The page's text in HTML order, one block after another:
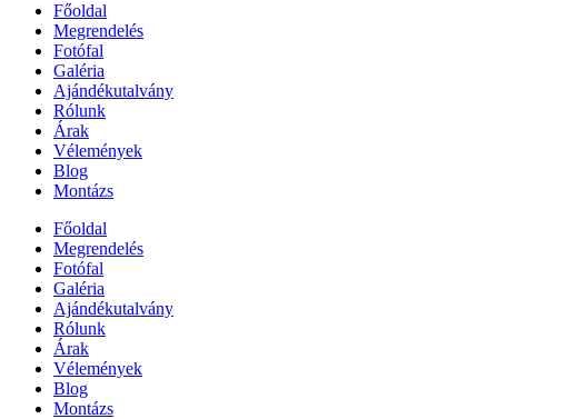
Főoldal
Megrendelés
Fotófal
Galéria
Ajándékutalvány
Rólunk
Árak
Vélemények
Blog
Montázs
Főoldal
Megrendelés
Fotófal
Galéria
Ajándékutalvány
Rólunk
Árak
Vélemények
Blog
Montázs